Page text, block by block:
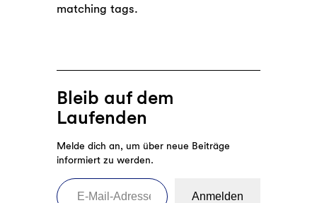
matching tags.
Bleib auf dem
Laufenden
Melde dich an, um über neue Beiträge
informiert zu werden.
E-Mail-Adresse eingeben
Anmelden